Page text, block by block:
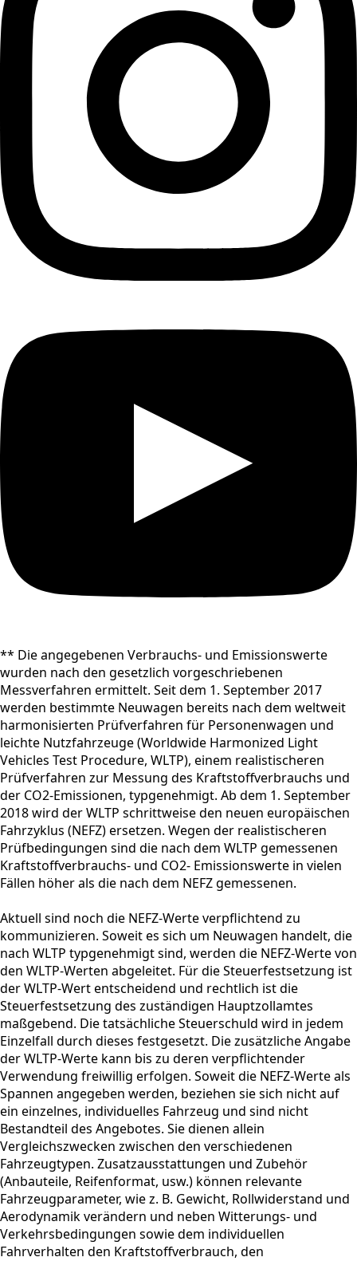
** Die angegebenen Verbrauchs- und Emissionswerte
wurden nach den gesetzlich vorgeschriebenen
Messverfahren ermittelt. Seit dem 1. September 2017
werden bestimmte Neuwagen bereits nach dem weltweit
harmonisierten Prüfverfahren für Personenwagen und
leichte Nutzfahrzeuge (Worldwide Harmonized Light
Vehicles Test Procedure, WLTP), einem realistischeren
Prüfverfahren zur Messung des Kraftstoffverbrauchs und
der CO2-Emissionen, typgenehmigt. Ab dem 1. September
2018 wird der WLTP schrittweise den neuen europäischen
Fahrzyklus (NEFZ) ersetzen. Wegen der realistischeren
Prüfbedingungen sind die nach dem WLTP gemessenen
Kraftstoffverbrauchs- und CO2- Emissionswerte in vielen
Fällen höher als die nach dem NEFZ gemessenen.
Aktuell sind noch die NEFZ-Werte verpflichtend zu
kommunizieren. Soweit es sich um Neuwagen handelt, die
nach WLTP typgenehmigt sind, werden die NEFZ-Werte von
den WLTP-Werten abgeleitet. Für die Steuerfestsetzung ist
der WLTP-Wert entscheidend und rechtlich ist die
Steuerfestsetzung des zuständigen Hauptzollamtes
maßgebend. Die tatsächliche Steuerschuld wird in jedem
Einzelfall durch dieses festgesetzt. Die zusätzliche Angabe
der WLTP-Werte kann bis zu deren verpflichtender
Verwendung freiwillig erfolgen. Soweit die NEFZ-Werte als
Spannen angegeben werden, beziehen sie sich nicht auf
ein einzelnes, individuelles Fahrzeug und sind nicht
Bestandteil des Angebotes. Sie dienen allein
Vergleichszwecken zwischen den verschiedenen
Fahrzeugtypen. Zusatzausstattungen und Zubehör
(Anbauteile, Reifenformat, usw.) können relevante
Fahrzeugparameter, wie z. B. Gewicht, Rollwiderstand und
Aerodynamik verändern und neben Witterungs- und
Verkehrsbedingungen sowie dem individuellen
Fahrverhalten den Kraftstoffverbrauch, den